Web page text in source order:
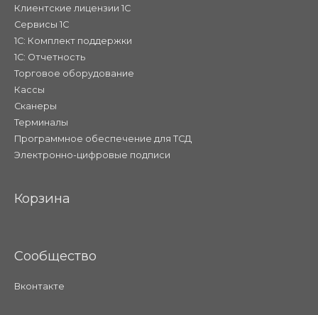
Клиентские лицензии 1С
Сервисы 1С
1С: Комплект поддержки
1С: Отчетность
Торговое оборудование
Кассы
Сканеры
Терминалы
Программное обеспечение для ТСД
Электронно-цифровые подписи
Корзина
Сообщество
Вконтакте